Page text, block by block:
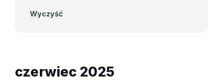
Wyczyść
czerwiec 2025